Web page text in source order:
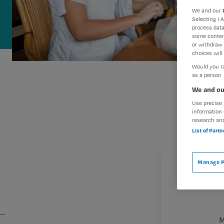
…
We and our
Selecting I
process
some
or withdraw
choices will
Would you
as a person
We and
Use
information
research
List of
Manage